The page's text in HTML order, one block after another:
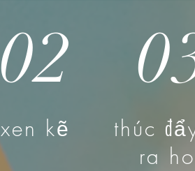
02
thúc
ra
xen kẽ